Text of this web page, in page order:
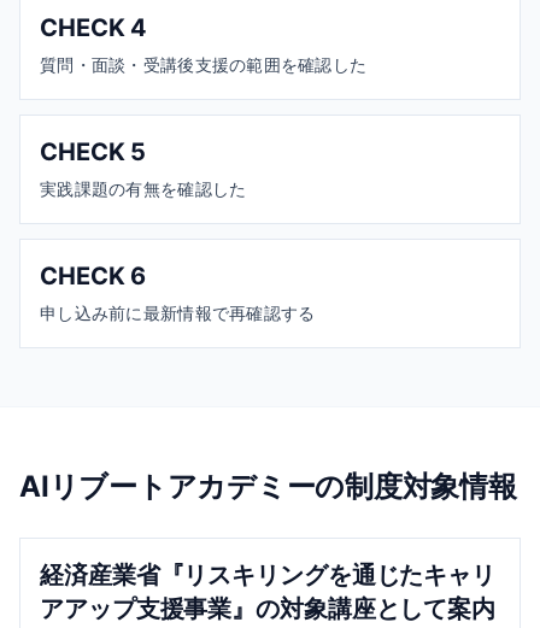
CHECK 4
質問・面談・受講後支援の範囲を確認した
CHECK 5
実践課題の有無を確認した
CHECK 6
申し込み前に最新情報で再確認する
AIリブートアカデミーの制度対象情報
経済産業省『リスキリングを通じたキャリ
アアップ支援事業』の対象講座として案内